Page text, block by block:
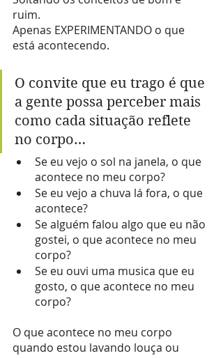
ruim.
Apenas EXPERIMENTANDO o que
está acontecendo.
O convite que eu trago é que
a gente possa perceber mais
como cada situação reflete
no corpo…
Se eu vejo o sol na janela, o que
acontece no meu corpo?
Se eu vejo a chuva lá fora, o que
acontece?
Se alguém falou algo que eu não
gostei, o que acontece no meu
corpo?
Se eu ouvi uma musica que eu
gosto, o que acontece no meu
corpo?
O que acontece no meu corpo
quando estou lavando louça ou